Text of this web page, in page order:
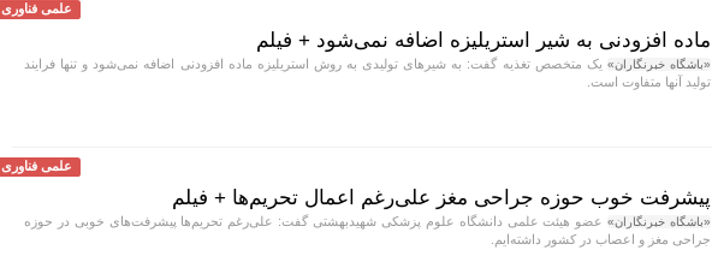
علمی فناوری
ماده افزودنی به شیر استریلیزه اضافه نمی‌شود + فیلم
«باشگاه خبرنگاران» یک متخصص تغذیه گفت: به شیر‌های تولیدی به روش استریلیزه ماده افزودنی اضافه نمی‌شود و تنها فرایند
تولید آنها متفاوت است.
علمی فناوری
پیشرفت خوب حوزه جراحی مغز علی‌رغم اعمال تحریم‌ها + فیلم
«باشگاه خبرنگاران»عضو هیئت علمی دانشگاه علوم پزشکی شهیدبهشتی گفت: علی‌رغم تحریم‌ها پیشرفت‌های خوبی در حوزه
جراحی مغز و اعصاب در کشور داشته‌ایم.